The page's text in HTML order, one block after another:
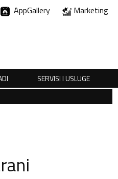
AppGallery Marketing
SERVISI I USLUGE